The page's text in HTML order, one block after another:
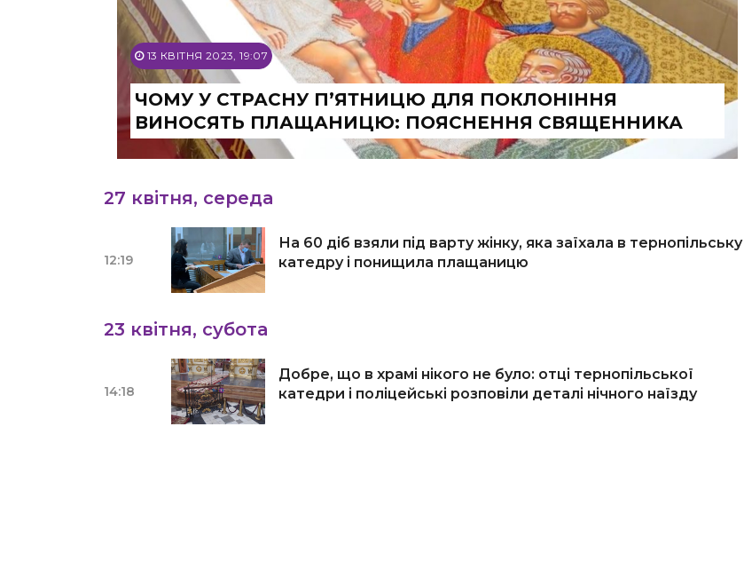
13 КВІТНЯ 2023, 19:07
ЧОМУ У СТРАСНУ П’ЯТНИЦЮ ДЛЯ ПОКЛОНІННЯ
ВИНОСЯТЬ ПЛАЩАНИЦЮ: ПОЯСНЕННЯ СВЯЩЕННИКА
27 квітня, середа
12:19
На 60 діб взяли під варту жінку, яка заїхала в тернопільську
катедру і понищила плащаницю
23 квітня, субота
14:18
Добре, що в храмі нікого не було: отці тернопільської
катедри і поліцейські розповіли деталі нічного наїзду